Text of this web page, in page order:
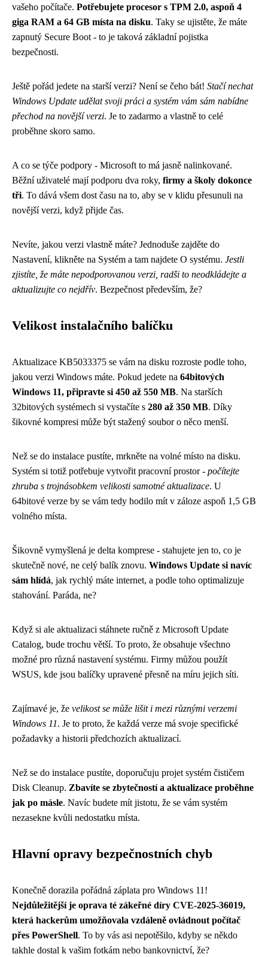
vašeho počítače. Potřebujete procesor s TPM 2.0, aspoň 4
giga RAM a 64 GB místa na disku. Taky se ujistěte, že máte
zapnutý Secure Boot - to je taková základní pojistka
bezpečnosti.
Ještě pořád jedete na starší verzi? Není se čeho bát! Stačí nechat
Windows Update udělat svoji práci a systém vám sám nabídne
přechod na novější verzi. Je to zadarmo a vlastně to celé
proběhne skoro samo.
A co se týče podpory - Microsoft to má jasně nalinkované.
Běžní uživatelé mají podporu dva roky, firmy a školy dokonce
tři. To dává všem dost času na to, aby se v klidu přesunuli na
novější verzi, když přijde čas.
Nevíte, jakou verzi vlastně máte? Jednoduše zajděte do
Nastavení, klikněte na Systém a tam najdete O systému. Jestli
zjistíte, že máte nepodporovanou verzi, radši to neodkládejte a
aktualizujte co nejdřív. Bezpečnost především, že?
Velikost instalačního balíčku
Aktualizace KB5033375 se vám na disku rozroste podle toho,
jakou verzi Windows máte. Pokud jedete na 64bitových
Windows 11, připravte si 450 až 550 MB. Na starších
32bitových systémech si vystačíte s 280 až 350 MB. Díky
šikovné kompresi může být stažený soubor o něco menší.
Než se do instalace pustíte, mrkněte na volné místo na disku.
Systém si totiž potřebuje vytvořit pracovní prostor - počítejte
zhruba s trojnásobkem velikosti samotné aktualizace. U
64bitové verze by se vám tedy hodilo mít v záloze aspoň 1,5 GB
volného místa.
Šikovně vymyšlená je delta komprese - stahujete jen to, co je
skutečně nové, ne celý balík znovu. Windows Update si navíc
sám hlídá, jak rychlý máte internet, a podle toho optimalizuje
stahování. Paráda, ne?
Když si ale aktualizaci stáhnete ručně z Microsoft Update
Catalog, bude trochu větší. To proto, že obsahuje všechno
možné pro různá nastavení systému. Firmy můžou použít
WSUS, kde jsou balíčky upravené přesně na míru jejich síti.
Zajímavé je, že velikost se může lišit i mezi různými verzemi
Windows 11. Je to proto, že každá verze má svoje specifické
požadavky a historii předchozích aktualizací.
Než se do instalace pustíte, doporučuju projet systém čističem
Disk Cleanup. Zbavíte se zbytečností a aktualizace proběhne
jak po másle. Navíc budete mít jistotu, že se vám systém
nezasekne kvůli nedostatku místa.
Hlavní opravy bezpečnostních chyb
Konečně dorazila pořádná záplata pro Windows 11!
Nejdůležitější je oprava té zákeřné díry CVE-2025-36019,
která hackerům umožňovala vzdáleně ovládnout počítač
přes PowerShell. To by vás asi nepotěšilo, kdyby se někdo
takhle dostal k vašim fotkám nebo bankovnictví, že?